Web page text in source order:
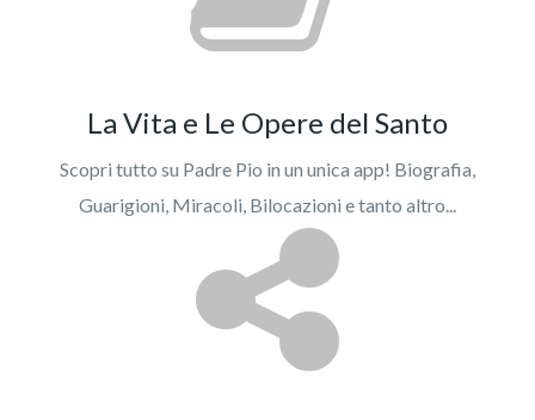
La Vita e Le Opere del Santo
Scopri tutto su Padre Pio in un unica app! Biografia,
Guarigioni, Miracoli, Bilocazioni e tanto altro...